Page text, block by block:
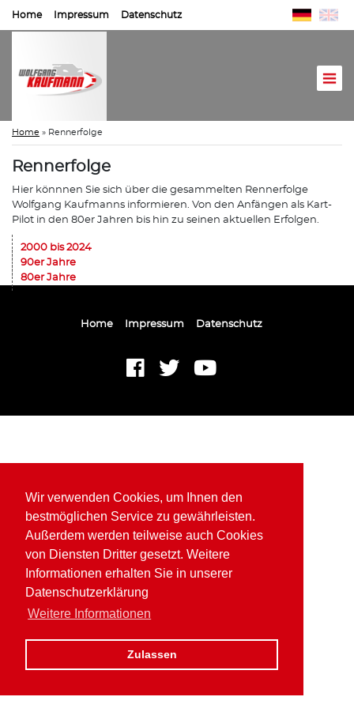
Wir verwenden Cookies, um Ihnen den
bestmöglichen Service zu gewährleisten.
Außerdem werden teilweise auch Cookies
von Diensten Dritter gesetzt. Weitere
Informationen erhalten Sie in unserer
Datenschutzerklärung
Weitere Informationen
Zulassen
Home Impressum Datenschutz
Home » Rennerfolge
Rennerfolge
Hier könnnen Sie sich über die gesammelten Rennerfolge
Wolfgang Kaufmanns informieren. Von den Anfängen als Kart-
Pilot in den 80er Jahren bis hin zu seinen aktuellen Erfolgen.
2000 bis 2024
90er Jahre
80er Jahre
Home Impressum Datenschutz